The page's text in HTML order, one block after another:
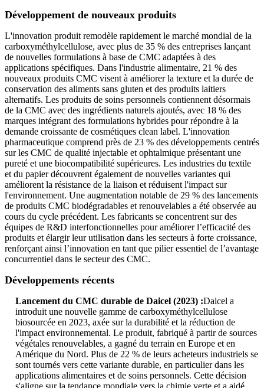
Développement de nouveaux produits
L'innovation produit remodèle rapidement le marché mondial de la
carboxyméthylcellulose, avec plus de 35 % des entreprises lançant
de nouvelles formulations à base de CMC adaptées à des
applications spécifiques. Dans l'industrie alimentaire, 21 % des
nouveaux produits CMC visent à améliorer la texture et la durée de
conservation des aliments sans gluten et des produits laitiers
alternatifs. Les produits de soins personnels contiennent désormais
de la CMC avec des ingrédients naturels ajoutés, avec 18 % des
marques intégrant des formulations hybrides pour répondre à la
demande croissante de cosmétiques clean label. L'innovation
pharmaceutique comprend près de 23 % des développements centrés
sur les CMC de qualité injectable et ophtalmique présentant une
pureté et une biocompatibilité supérieures. Les industries du textile
et du papier découvrent également de nouvelles variantes qui
améliorent la résistance de la liaison et réduisent l'impact sur
l'environnement. Une augmentation notable de 29 % des lancements
de produits CMC biodégradables et renouvelables a été observée au
cours du cycle précédent. Les fabricants se concentrent sur des
équipes de R&D interfonctionnelles pour améliorer l’efficacité des
produits et élargir leur utilisation dans les secteurs à forte croissance,
renforçant ainsi l’innovation en tant que pilier essentiel de l’avantage
concurrentiel dans le secteur des CMC.
Développements récents
Lancement du CMC durable de Daicel (2023) :Daicel a
introduit une nouvelle gamme de carboxyméthylcellulose
biosourcée en 2023, axée sur la durabilité et la réduction de
l'impact environnemental. Le produit, fabriqué à partir de sources
végétales renouvelables, a gagné du terrain en Europe et en
Amérique du Nord. Plus de 22 % de leurs acheteurs industriels se
sont tournés vers cette variante durable, en particulier dans les
applications alimentaires et de soins personnels. Cette décision
s'aligne sur la tendance mondiale vers la chimie verte et a aidé